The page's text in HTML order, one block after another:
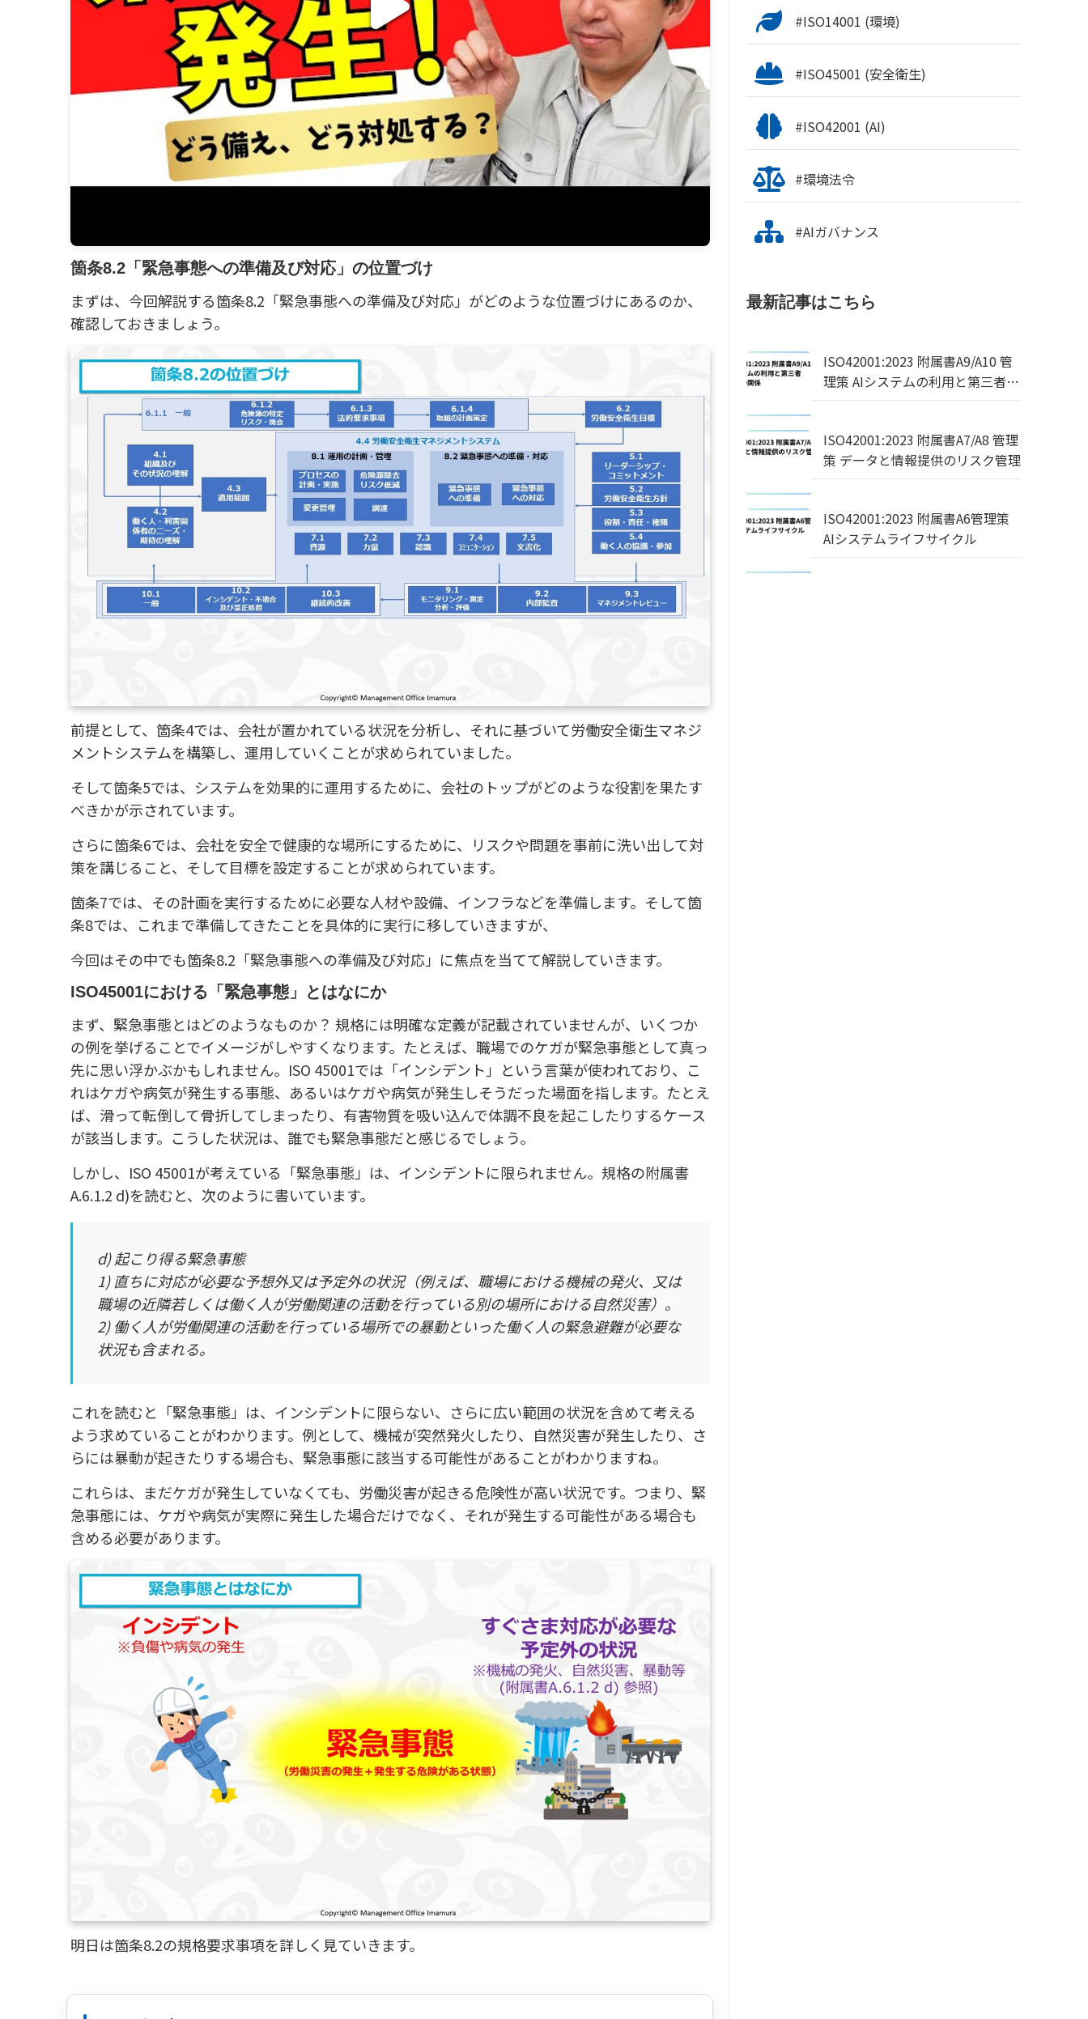
箇条8.2「緊急事態への準備及び対応」の位置づけ
まずは、今回解説する箇条8.2「緊急事態への準備及び対応」がどのような位置づけにあるのか、
確認しておきましょう。
前提として、箇条4では、会社が置かれている状況を分析し、それに基づいて労働安全衛生マネジ
メントシステムを構築し、運用していくことが求められていました。
そして箇条5では、システムを効果的に運用するために、会社のトップがどのような役割を果たす
べきかが示されています。
さらに箇条6では、会社を安全で健康的な場所にするために、リスクや問題を事前に洗い出して対
策を講じること、そして目標を設定することが求められています。
箇条7では、その計画を実行するために必要な人材や設備、インフラなどを準備します。そして箇
条8では、これまで準備してきたことを具体的に実行に移していきますが、
今回はその中でも箇条8.2「緊急事態への準備及び対応」に焦点を当てて解説していきます。
ISO45001における「緊急事態」とはなにか
まず、緊急事態とはどのようなものか？ 規格には明確な定義が記載されていませんが、いくつか
の例を挙げることでイメージがしやすくなります。たとえば、職場でのケガが緊急事態として真っ
先に思い浮かぶかもしれません。ISO 45001では「インシデント」という言葉が使われており、こ
れはケガや病気が発生する事態、あるいはケガや病気が発生しそうだった場面を指します。たとえ
ば、滑って転倒して骨折してしまったり、有害物質を吸い込んで体調不良を起こしたりするケース
が該当します。こうした状況は、誰でも緊急事態だと感じるでしょう。
しかし、ISO 45001が考えている「緊急事態」は、インシデントに限られません。規格の附属書
A.6.1.2 d)を読むと、次のように書いています。
d) 起こり得る緊急事態
1) 直ちに対応が必要な予想外又は予定外の状況（例えば、職場における機械の発火、又は
職場の近隣若しくは働く人が労働関連の活動を行っている別の場所における自然災害）。
2) 働く人が労働関連の活動を行っている場所での暴動といった働く人の緊急避難が必要な
状況も含まれる。
これを読むと「緊急事態」は、インシデントに限らない、さらに広い範囲の状況を含めて考える
よう求めていることがわかります。例として、機械が突然発火したり、自然災害が発生したり、さ
らには暴動が起きたりする場合も、緊急事態に該当する可能性があることがわかりますね。
これらは、まだケガが発生していなくても、労働災害が起きる危険性が高い状況です。つまり、緊
急事態には、ケガや病気が実際に発生した場合だけでなく、それが発生する可能性がある場合も
含める必要があります。
明日は箇条8.2の規格要求事項を詳しく見ていきます。
#ISO14001 (環境)
#ISO45001 (安全衛生)
#ISO42001 (AI)
#環境法令
#AIガバナンス
最新記事はこちら
ISO42001:2023 附属書A9/A10 管
理策 AIシステムの利用と第三者・
ISO42001:2023 附属書A7/A8 管理
策 データと情報提供のリスク管理
ISO42001:2023 附属書A6管理策
AIシステムライフサイクル